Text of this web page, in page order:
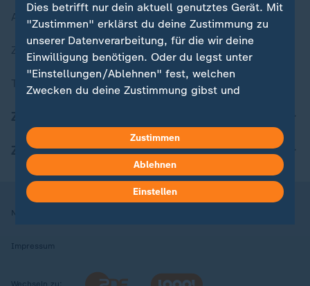
Aktuelle Sendungs-Videos
ZDFheute Stories
Themen im Überblick
ZDFheute Apps
Nutzungsbedingungen
Impressum
Wechseln zu:
Dies betrifft nur dein aktuell genutztes Gerät. Mit
"Zustimmen" erklärst du deine Zustimmung zu
unserer Datenverarbeitung, für die wir deine
Einwilligung benötigen. Oder du legst unter
"Einstellungen/Ablehnen" fest, welchen
Zwecken du deine Zustimmung gibst und
in deinen Einstellungen widerrufen oder ändern.
Hier findest du das Impressum.
Weitere Informationen findest du in unserer
Datenschutzerklärung.
Zustimmen
Ablehnen
Einstellen